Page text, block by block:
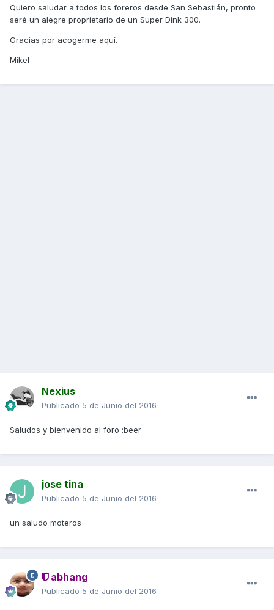
Quiero saludar a todos los foreros desde San Sebastián, pronto
seré un alegre proprietario de un Super Dink 300.
Gracias por acogerme aquí.
Mikel
Nexius
Publicado 5 de Junio del 2016
Saludos y bienvenido al foro :beer
jose tina
Publicado 5 de Junio del 2016
un saludo moteros_
abhang
Publicado 5 de Junio del 2016